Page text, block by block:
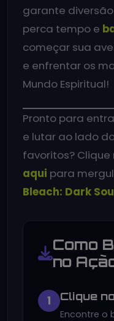
garante
perca tempo e
começar sua
e enfrentar os
Mundo Espiritual!
Pronto para
e lutar ao lado
favoritos? Clique
aqui para
Bleach: Dark
Como
no
1 Clique
Encontre o